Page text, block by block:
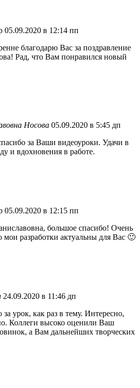
05.09.2020 в 12:14 пп
благодарю Вас за поздравление
Рад, что Вам понравился новый
Носова 05.09.2020 в 5:45 дп
за Ваши видеоуроки. Удачи в
и вдохновения в работе.
05.09.2020 в 12:15 пп
большое спасибо! Очень
мои разработки актуальны для Вас 🙂
24.09.2020 в 11:46 дп
урок, как раз в тему. Интересно,
Коллеги высоко оценили Ваш
а Вам дальнейших творческих